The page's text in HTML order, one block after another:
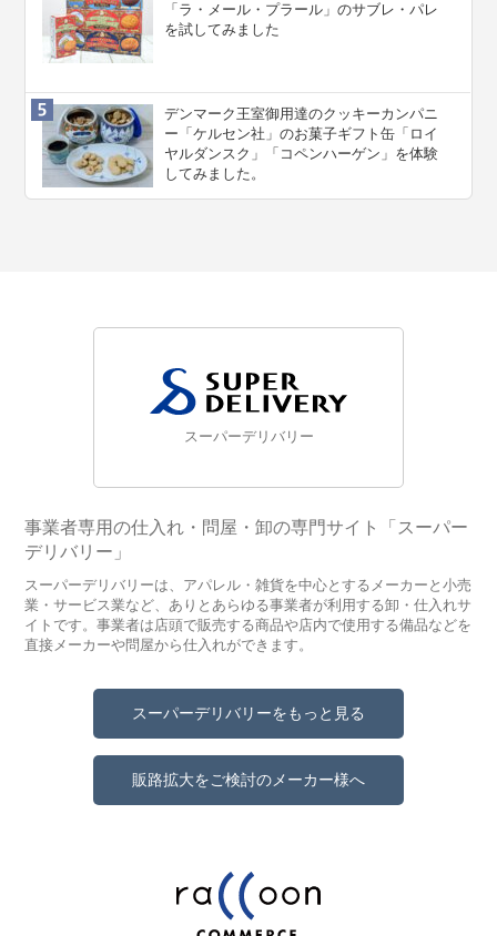
「ラ・メール・プラール」のサブレ・パレ
を試してみました
デンマーク王室御用達のクッキーカンパニ
ー「ケルセン社」のお菓子ギフト缶「ロイ
ヤルダンスク」「コペンハーゲン」を体験
してみました。
スーパーデリバリー
事業者専用の仕入れ・問屋・卸の専門サイト「スーパー
デリバリー」
スーパーデリバリーは、アパレル・雑貨を中心とするメーカーと小売
業・サービス業など、ありとあらゆる事業者が利用する卸・仕入れサ
イトです。事業者は店頭で販売する商品や店内で使用する備品などを
直接メーカーや問屋から仕入れができます。
スーパーデリバリーをもっと見る
販路拡大をご検討のメーカー様へ